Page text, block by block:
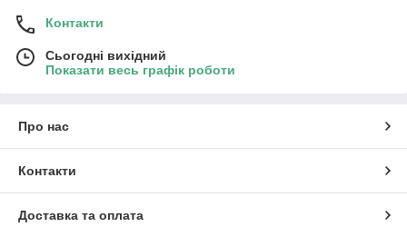
Контакти
Сьогодні вихідний
Показати весь графік роботи
Про нас
Контакти
Доставка та оплата